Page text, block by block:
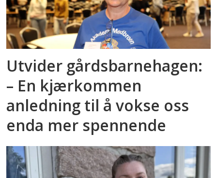
Utvider gårdsbarnehagen:
– En kjærkommen
anledning til å vokse oss
enda mer spennende